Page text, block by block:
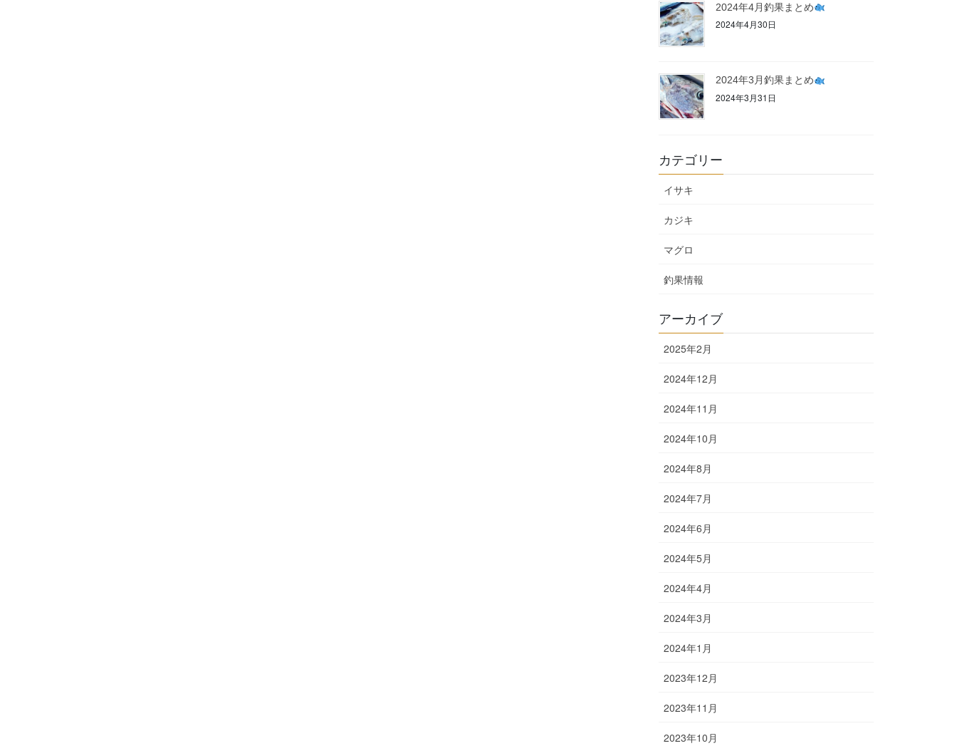
2024年4月釣果まとめ
2024年4月30日
2024年3月釣果まとめ
2024年3月31日
カテゴリー
イサキ
カジキ
マグロ
釣果情報
アーカイブ
2025年2月
2024年12月
2024年11月
2024年10月
2024年8月
2024年7月
2024年6月
2024年5月
2024年4月
2024年3月
2024年1月
2023年12月
2023年11月
2023年10月